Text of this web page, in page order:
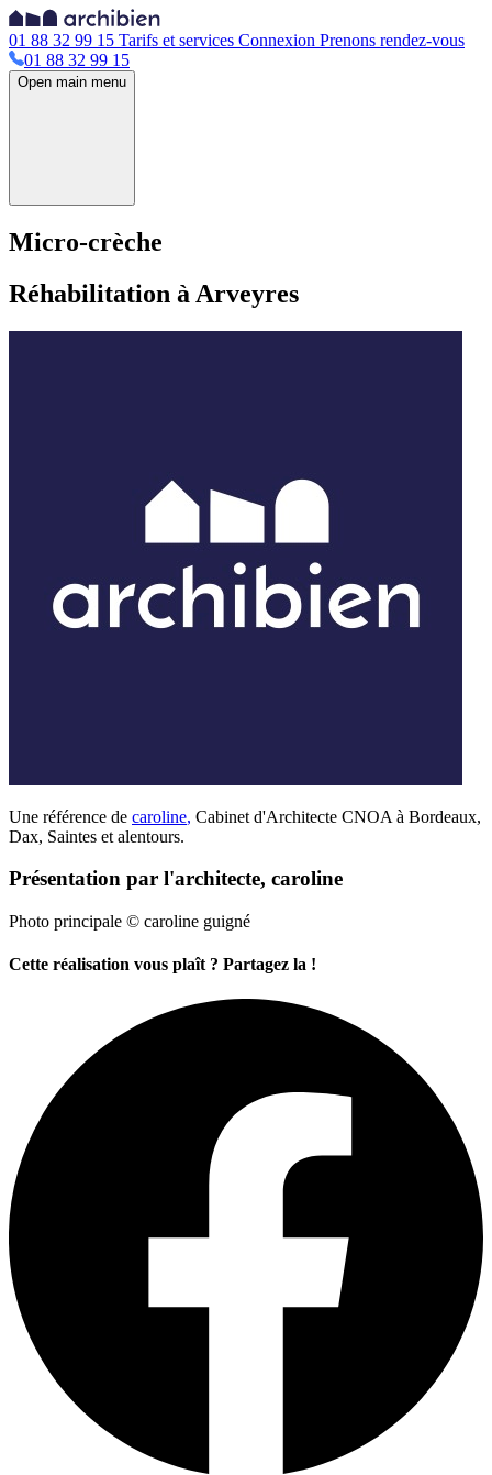
01 88 32 99 15 Tarifs et services Connexion Prenons rendez-vous
01 88 32 99 15
Open main menu
Micro-crèche
Réhabilitation à Arveyres
Une référence de caroline, Cabinet d'Architecte CNOA à Bordeaux,
Dax, Saintes et alentours.
Présentation par l'architecte, caroline
Photo principale © caroline guigné
Cette réalisation vous plaît ? Partagez la !